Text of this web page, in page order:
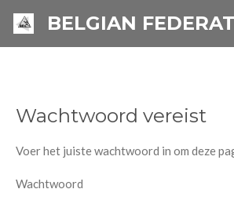
Ga
BELGIAN
Wachtwoord vereist
Voer het juiste wachtwoord in om deze
Wachtwoord